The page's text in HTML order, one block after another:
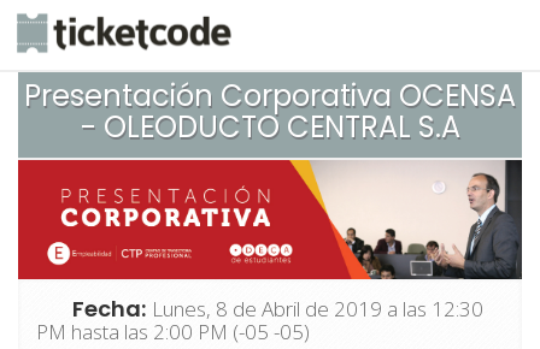
Presentación Corporativa OCENSA
- OLEODUCTO CENTRAL S.A
Fecha: Lunes, 8 de Abril de 2019 a las 12:30
PM hasta las 2:00 PM (-05 -05)